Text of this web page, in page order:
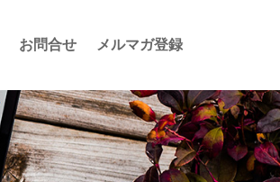
お問合せ メルマガ登録